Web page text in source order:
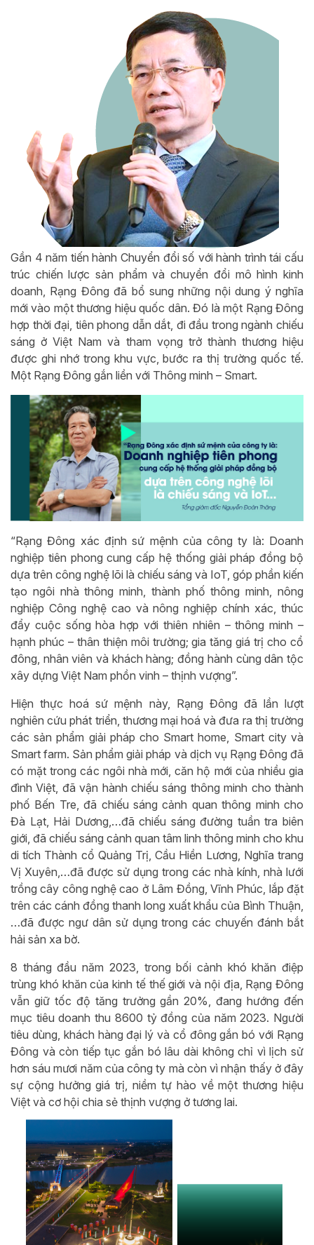
Gần 4 năm tiến hành Chuyển đổi số với hành trình tái cấu
trúc chiến lược sản phẩm và chuyển đổi mô hình kinh
doanh, Rạng Đông đã bổ sung những nội dung ý nghĩa
mới vào một thương hiệu quốc dân. Đó là một Rạng Đông
hợp thời đại, tiên phong dẫn dắt, đi đầu trong ngành chiếu
sáng ở Việt Nam và tham vọng trở thành thương hiệu
được ghi nhớ trong khu vực, bước ra thị trường quốc tế.
Một Rạng Đông gắn liền với Thông minh – Smart.
“Rạng Đông xác định sứ mệnh của công ty là: Doanh
nghiệp tiên phong cung cấp hệ thống giải pháp đồng bộ
dựa trên công nghệ lõi là chiếu sáng và IoT, góp phần kiến
tạo ngôi nhà thông minh, thành phố thông minh, nông
nghiệp Công nghệ cao và nông nghiệp chính xác, thúc
đẩy cuộc sống hòa hợp với thiên nhiên – thông minh –
hạnh phúc – thân thiện môi trường; gia tăng giá trị cho cổ
đông, nhân viên và khách hàng; đồng hành cùng dân tộc
xây dựng Việt Nam phồn vinh – thịnh vượng”.
Hiện thực hoá sứ mệnh này, Rạng Đông đã lần lượt
nghiên cứu phát triển, thương mại hoá và đưa ra thị trường
các sản phẩm giải pháp cho Smart home, Smart city và
Smart farm. Sản phẩm giải pháp và dịch vụ Rạng Đông đã
có mặt trong các ngôi nhà mới, căn hộ mới của nhiều gia
đình Việt, đã vận hành chiếu sáng thông minh cho thành
phố Bến Tre, đã chiếu sáng cảnh quan thông minh cho
Đà Lạt, Hải Dương,…đã chiếu sáng đường tuần tra biên
giới, đã chiếu sáng cảnh quan tâm linh thông minh cho khu
di tích Thành cổ Quảng Trị, Cầu Hiền Lương, Nghĩa trang
Vị Xuyên,…đã được sử dụng trong các nhà kính, nhà lưới
trồng cây công nghệ cao ở Lâm Đồng, Vĩnh Phúc, lắp đặt
trên các cánh đồng thanh long xuất khẩu của Bình Thuận,
…đã được ngư dân sử dụng trong các chuyến đánh bắt
hải sản xa bờ.
8 tháng đầu năm 2023, trong bối cảnh khó khăn điệp
trùng khó khăn của kinh tế thế giới và nội địa, Rạng Đông
vẫn giữ tốc độ tăng trưởng gần 20%, đang hướng đến
mục tiêu doanh thu 8600 tỷ đồng của năm 2023. Người
tiêu dùng, khách hàng đại lý và cổ đông gắn bó với Rạng
Đông và còn tiếp tục gắn bó lâu dài không chỉ vì lịch sử
hơn sáu mươi năm của công ty mà còn vì nhận thấy ở đây
sự cộng hưởng giá trị, niềm tự hào về một thương hiệu
Việt và cơ hội chia sẻ thịnh vượng ở tương lai.